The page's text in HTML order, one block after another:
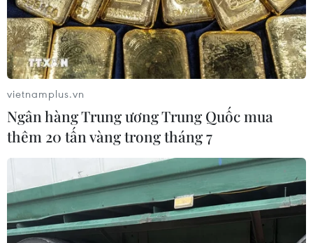
chặt tình thân ái, những chia sẻ kinh nghiệm về
việc truyền thụ kiến thức Toán học, Khoa học
cho thế hệ trẻ sẽ đọng lại với những dấu ấn
không thể mờ phai.
Kỳ thi không chỉ có những bài Toán học và Khoa
học đã được giải quyết mà còn thắp lên những
đam mê cháy bỏng, những khát vọng tuổi trẻ và
có thể là khởi đầu cho một sự nghiệp lớn của
các học sinh trong một tương lai không xa./.
(TTXVN/Vietnam+)
vietnamplus.vn
Ngân hàng Trung ương Trung Quốc mua
thêm 20 tấn vàng trong tháng 7